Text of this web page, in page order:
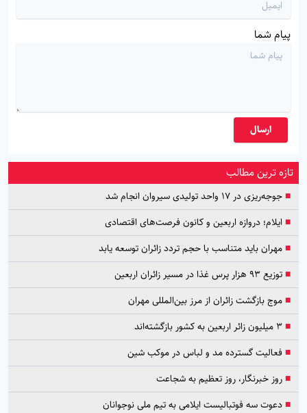
پیام شما
ارسال
تازه ترین مطالب
■جوجه‌ریزی در ۱۷ واحد تولیدی سیروان انجام شد
■ ایلام؛ دروازه اربعین و کانون فرصت‌های اقتصادی
■مهران باید متناسب با حجم تردد زائران توسعه یابد
■توزیع ۹۳ هزار پرس غذا در مسیر زائران اربعین
■موج بازگشت زائران از مرز بین‌المللی مهران
■۳ میلیون زائر اربعین به کشور بازگشته‌اند
■فعالیت گسترده مد و لباس در موکب شین
■روز خبرنگار، روز تعظیم به شجاعت
■دعوت سه فوتبالیست ایلامی به تیم ملی نوجوانان